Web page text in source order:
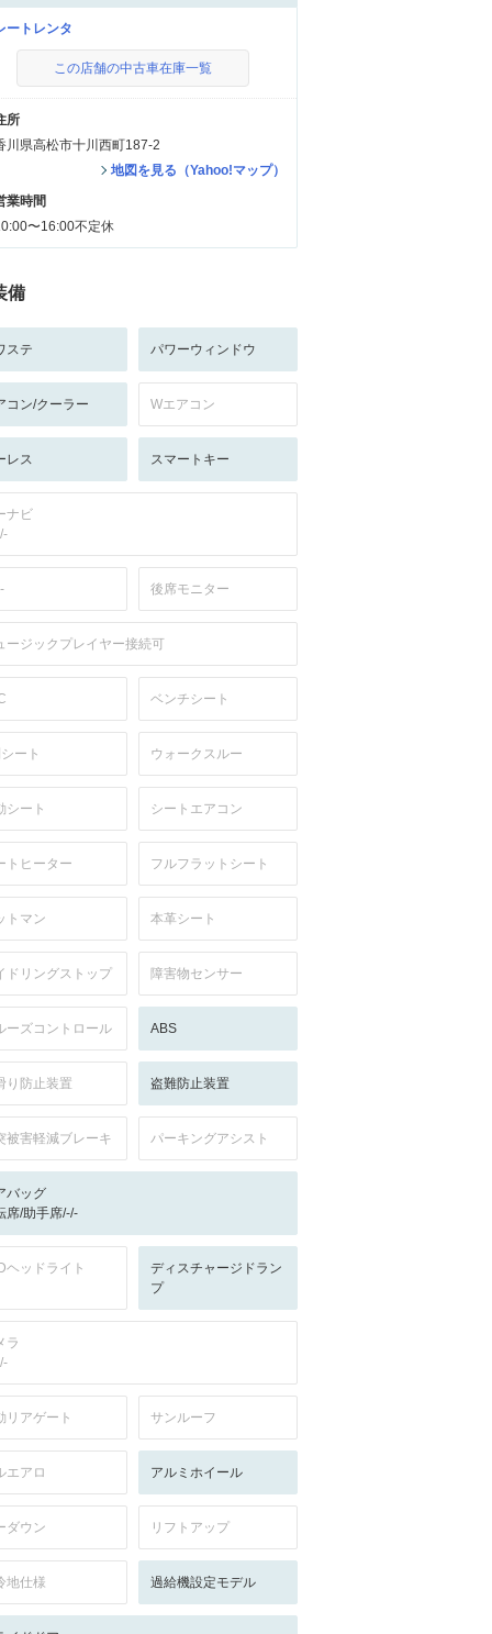
ートレンタ
この店舗の中古車在庫一覧
所
川県高松市十川西町187-2
地図を見る（Yahoo!マップ）
業時間
〜16:00不定休
備
ステ パワーウィンドウ
コン/クーラー Wエアコン
レス スマートキー
ナビ
後席モニター
ージックプレイヤー接続可
ベンチシート
ート ウォークスルー
シート シートエアコン
トヒーター フルフラットシート
トマン 本革シート
ドリングストップ 障害物センサー
ーズコントロール ABS
り防止装置 盗難防止装置
被害軽減ブレーキ パーキングアシスト
バッグ
席/助手席/-/-
ヘッドライト
ディスチャージドラン
プ
ラ
リアゲート サンルーフ
エアロ アルミホイール
ダウン リフトアップ
地仕様 過給機設定モデル